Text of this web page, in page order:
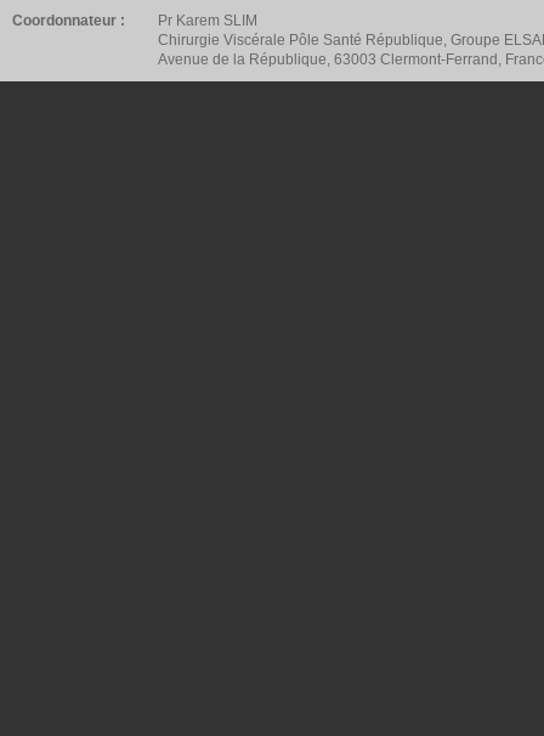
Coordonnateur :
Pr Karem SLIM
Chirurgie Viscérale Pôle Santé République, Groupe
Avenue de la République, 63003 Clermont-Ferrand,